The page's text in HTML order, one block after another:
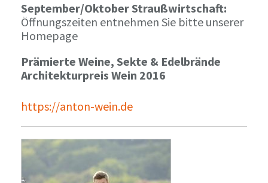
September/Oktober Straußwirtschaft:
Öffnungszeiten entnehmen Sie bitte unserer
Homepage
Prämierte Weine, Sekte & Edelbrände
Architekturpreis Wein 2016
https://anton-wein.de